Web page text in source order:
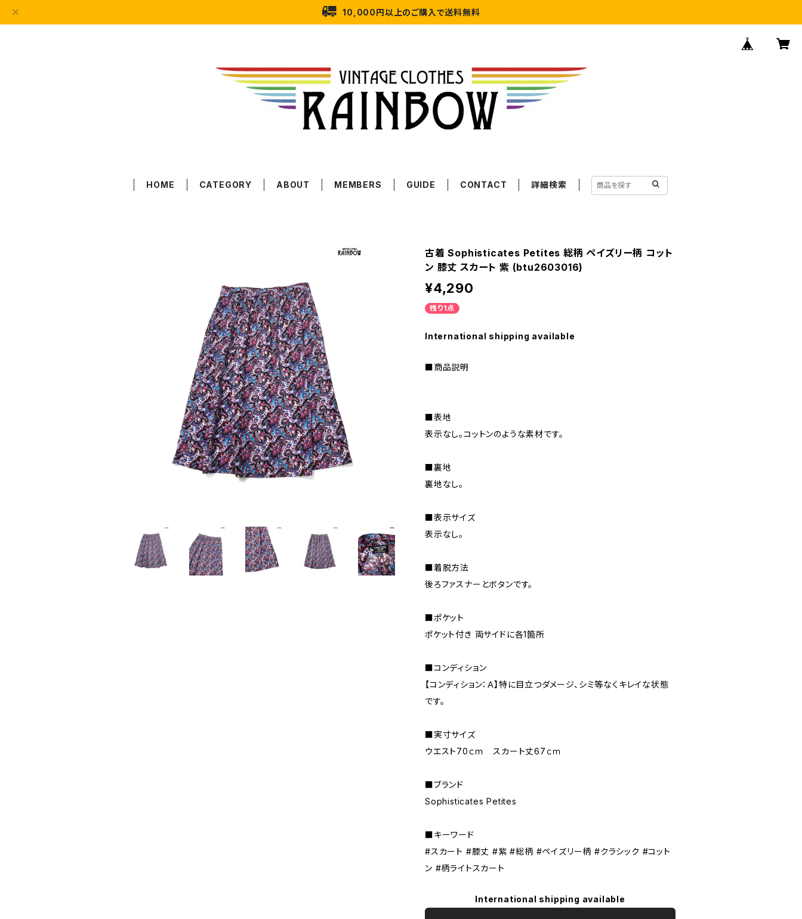
10,000円以上のご購入で送料無料
HOME CATEGORY ABOUT MEMBERS GUIDE CONTACT 詳細検索
古着 Sophisticates Petites 総柄 ペイズリー柄 コット
ン 膝丈 スカート 紫 (btu2603016)
¥4,290
残り1点
International shipping available
■商品説明
■表地
表示なし。コットンのような素材です。
■裏地
裏地なし。
■表示サイズ
表示なし。
■着脱方法
後ろファスナーとボタンです。
■ポケット
ポケット付き 両サイドに各1箇所
■コンディション
【コンディション：Ａ】特に目立つダメージ、シミ等なくキレイな状態
です。
■実寸サイズ
ウエスト70ｃｍ スカート丈67ｃｍ
■ブランド
Sophisticates Petites
■キーワード
#スカート #膝丈 #紫 #総柄 #ペイズリー柄 #クラシック #コット
ン #柄ライトスカート
International shipping available